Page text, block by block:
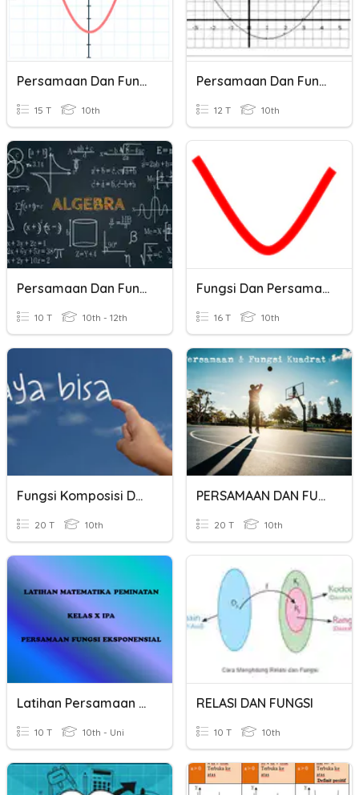
Persamaan Dan Fungsi Kuadrat
15 T 10th
Persamaan Dan Fungsi Kuadrat
12 T 10th
Persamaan Dan Fungsi Kuadrat
10 T 10th - 12th
Fungsi Dan Persamaan Kuadratik
16 T 10th
Fungsi Komposisi Dan Fungsi Invers
20 T 10th
PERSAMAAN DAN FUNGSI KUADRAT (1)
20 T 10th
Latihan Persamaan Fungsi Eksponen
10 T 10th - Uni
RELASI DAN FUNGSI
10 T 10th